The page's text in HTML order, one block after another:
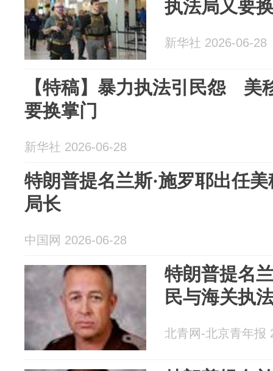
执法局又要
新华社 2026-06-28
【特稿】暴力执法引民怨 美
要换掌门
新华社 2026-06-28
特朗普提名兰斯·施罗耶出任
局长
中国网 2026-06-28
特朗普提名
民与海关执
北青网-北京青年报